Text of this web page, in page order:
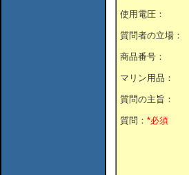
使用電圧：
質問者の立場：
商品番号：
マリン用品：
質問の主旨：
質問： *必須